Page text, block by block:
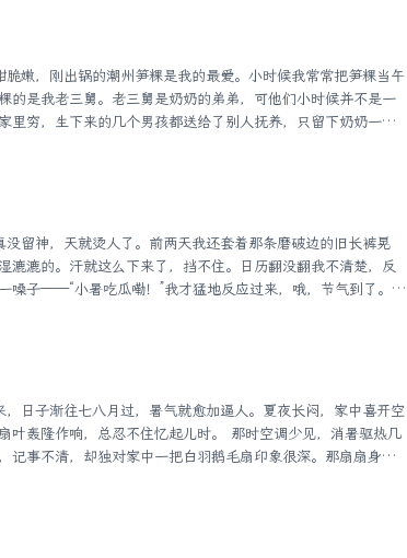
的是我老三舅。老三舅是奶奶的弟弟，可他们小时候并不是一
里穷，生下来的几个男孩都送给了别人抚养，只留下奶奶一个
才慢慢相认，重新有了来往。此后几十年，两家人一直没有断
...
漉漉的。汗就这么下来了，挡不住。日历翻没翻我不清楚，反
嗓子——“小暑吃瓜嘞！”我才猛地反应过来，哦，节气到了。这
李光着膀子，背上汗渍晒出个白印子，跟地图似的，还挺复
叶轰隆作响，总忍不住忆起儿时。 那时空调少见，消暑驱热几
记事不清，却独对家中一把白羽鹅毛扇印象很深。那扇扇身是
柄是涂漆短木。每回扇风，我总是不自觉用手背贴拂鹅毛，绒
》相关时，看我一把羽扇挥得兴奋，总要玩笑问我，是不是将